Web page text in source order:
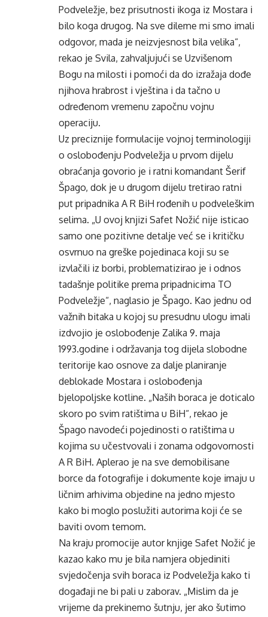
Podveležje, bez prisutnosti ikoga iz Mostara i
bilo koga drugog. Na sve dileme mi smo imali
odgovor, mada je neizvjesnost bila velika“,
rekao je Svila, zahvaljujući se Uzvišenom
Bogu na milosti i pomoći da do izražaja dođe
njihova hrabrost i vještina i da tačno u
određenom vremenu započnu vojnu
operaciju.
Uz preciznije formulacije vojnoj terminologiji
o oslobođenju Podveležja u prvom dijelu
obraćanja govorio je i ratni komandant Šerif
Špago, dok je u drugom dijelu tretirao ratni
put pripadnika A R BiH rođenih u podveleškim
selima. „U ovoj knjizi Safet Nožić nije isticao
samo one pozitivne detalje već se i kritičku
osvrnuo na greške pojedinaca koji su se
izvlačili iz borbi, problematizirao je i odnos
tadašnje politike prema pripadnicima TO
Podveležje“, naglasio je Špago. Kao jednu od
važnih bitaka u kojoj su presudnu ulogu imali
izdvojio je oslobođenje Zalika 9. maja
1993.godine i održavanja tog dijela slobodne
teritorije kao osnove za dalje planiranje
deblokade Mostara i oslobođenja
bjelopoljske kotline. „Naših boraca je doticalo
skoro po svim ratištima u BiH“, rekao je
Špago navodeći pojedinosti o ratištima u
kojima su učestvovali i zonama odgovornosti
A R BiH. Aplerao je na sve demobilisane
borce da fotografije i dokumente koje imaju u
ličnim arhivima objedine na jedno mjesto
kako bi moglo poslužiti autorima koji će se
baviti ovom temom.
Na kraju promocije autor knjige Safet Nožić je
kazao kako mu je bila namjera objediniti
svjedočenja svih boraca iz Podveležja kako ti
događaji ne bi pali u zaborav. „Mislim da je
vrijeme da prekinemo šutnju, jer ako šutimo